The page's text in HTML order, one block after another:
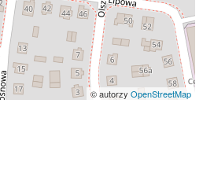
© autorzy OpenStreetMap